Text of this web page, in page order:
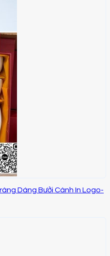
Dáng Bưởi Cành In Logo-